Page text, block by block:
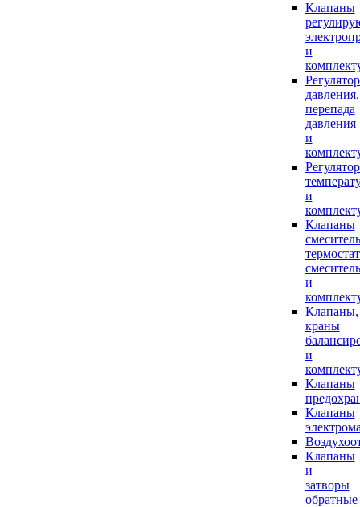
Клапаны
и
давления,
перепада
давления
и
и
Клапаны
и
Клапаны,
краны
и
Клапаны
Клапаны
Клапаны
и
затворы
обратные